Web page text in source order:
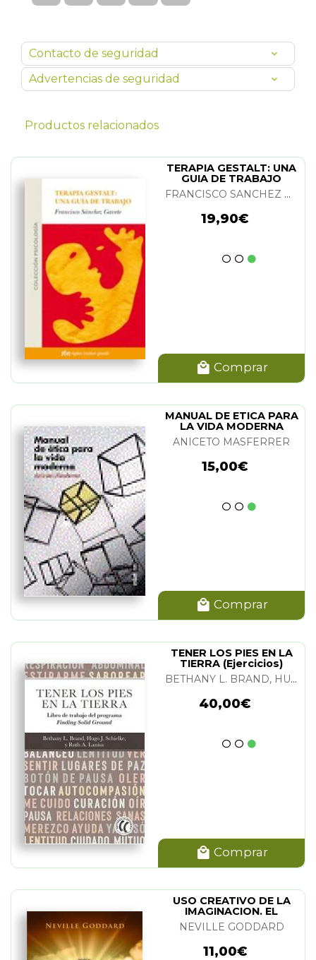
Contacto de seguridad
Advertencias de seguridad
Productos relacionados
TERAPIA GESTALT: UNA
GUIA DE TRABAJO
FRANCISCO SANCHEZ GAVETE
19,90€
Comprar
MANUAL DE ETICA PARA
LA VIDA MODERNA
ANICETO MASFERRER
15,00€
Comprar
TENER LOS PIES EN LA
TIERRA (Ejercicios)
BETHANY L. BRAND, HUGO J. SCHIELKE, FRANCESCA SCHIAVONE Y R. A. LANIUS
40,00€
Comprar
USO CREATIVO DE LA
IMAGINACION. EL
NEVILLE GODDARD
11,00€